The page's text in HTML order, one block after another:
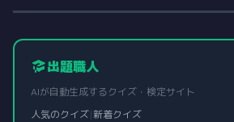
出題職人
AIが自動生成するクイズ・検定サイト
人気のクイズ|新着クイズ